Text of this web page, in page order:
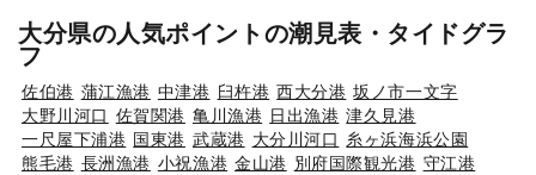
大分県の人気ポイントの潮見表・タイドグラ
フ
佐伯港 蒲江漁港 中津港 臼杵港 西大分港 坂ノ市一文字
大野川河口 佐賀関港 亀川漁港 日出漁港 津久見港
一尺屋下浦港 国東港 武蔵港 大分川河口 糸ヶ浜海浜公園
熊毛港 長洲漁港 小祝漁港 金山港 別府国際観光港 守江港